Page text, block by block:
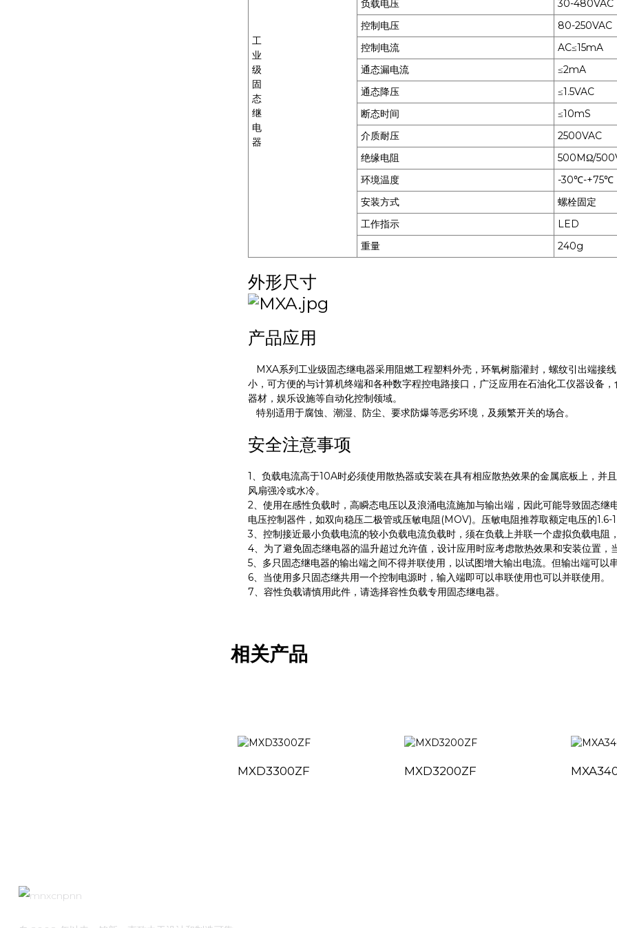
工
业
级
固
态
继
电
器
负载电压
30-480VAC
控制电压
80-250VAC
控制电流
AC≤15mA
通态漏电流
≤2mA
通态降压
≤1.5VAC
断态时间
≤10mS
介质耐压
2500VAC
绝缘电阻
500MΩ/
环境温度
-30℃-+75℃
安装方式
螺栓固定
工作指示
LED
重量
240g
外形尺寸
产品应用
MXA系列工业级固态继电器采用阻燃工程塑料外壳，环氧树脂灌封，螺纹引出端接
小，可方便的与计算机终端和各种数字程控电路接口，广泛应用在石油化工仪器设备
器材，娱乐设施等自动化控制领域。
特别适用于腐蚀、潮湿、防尘、要求防爆等恶劣环境，及频繁开关的场合。
安全注意事项
1、负载电流高于10A时必须使用散热器或安装在具有相应散热效果的金属底板上，
风扇强冷或水冷。
2、使用在感性负载时，高瞬态电压以及浪涌电流施加与输出端，因此可能导致固态
电压控制器件，如双向稳压二极管或压敏电阻(MOV)。压敏电阻推荐取额定电压的1.6-
3、控制接近最小负载电流的较小负载电流负载时，须在负载上并联一个虚拟负载电
4、为了避免固态继电器的温升超过允许值，设计应用时应考虑散热效果和安装位置
5、多只固态继电器的输出端之间不得并联使用，以试图增大输出电流。但输出端可以
6、当使用多只固态继共用一个控制电源时，输入端即可以串联使用也可以并联使用。
7、容性负载请慎用此件，请选择容性负载专用固态继电器。
相关产品
MXD3300ZF MXD3200ZF